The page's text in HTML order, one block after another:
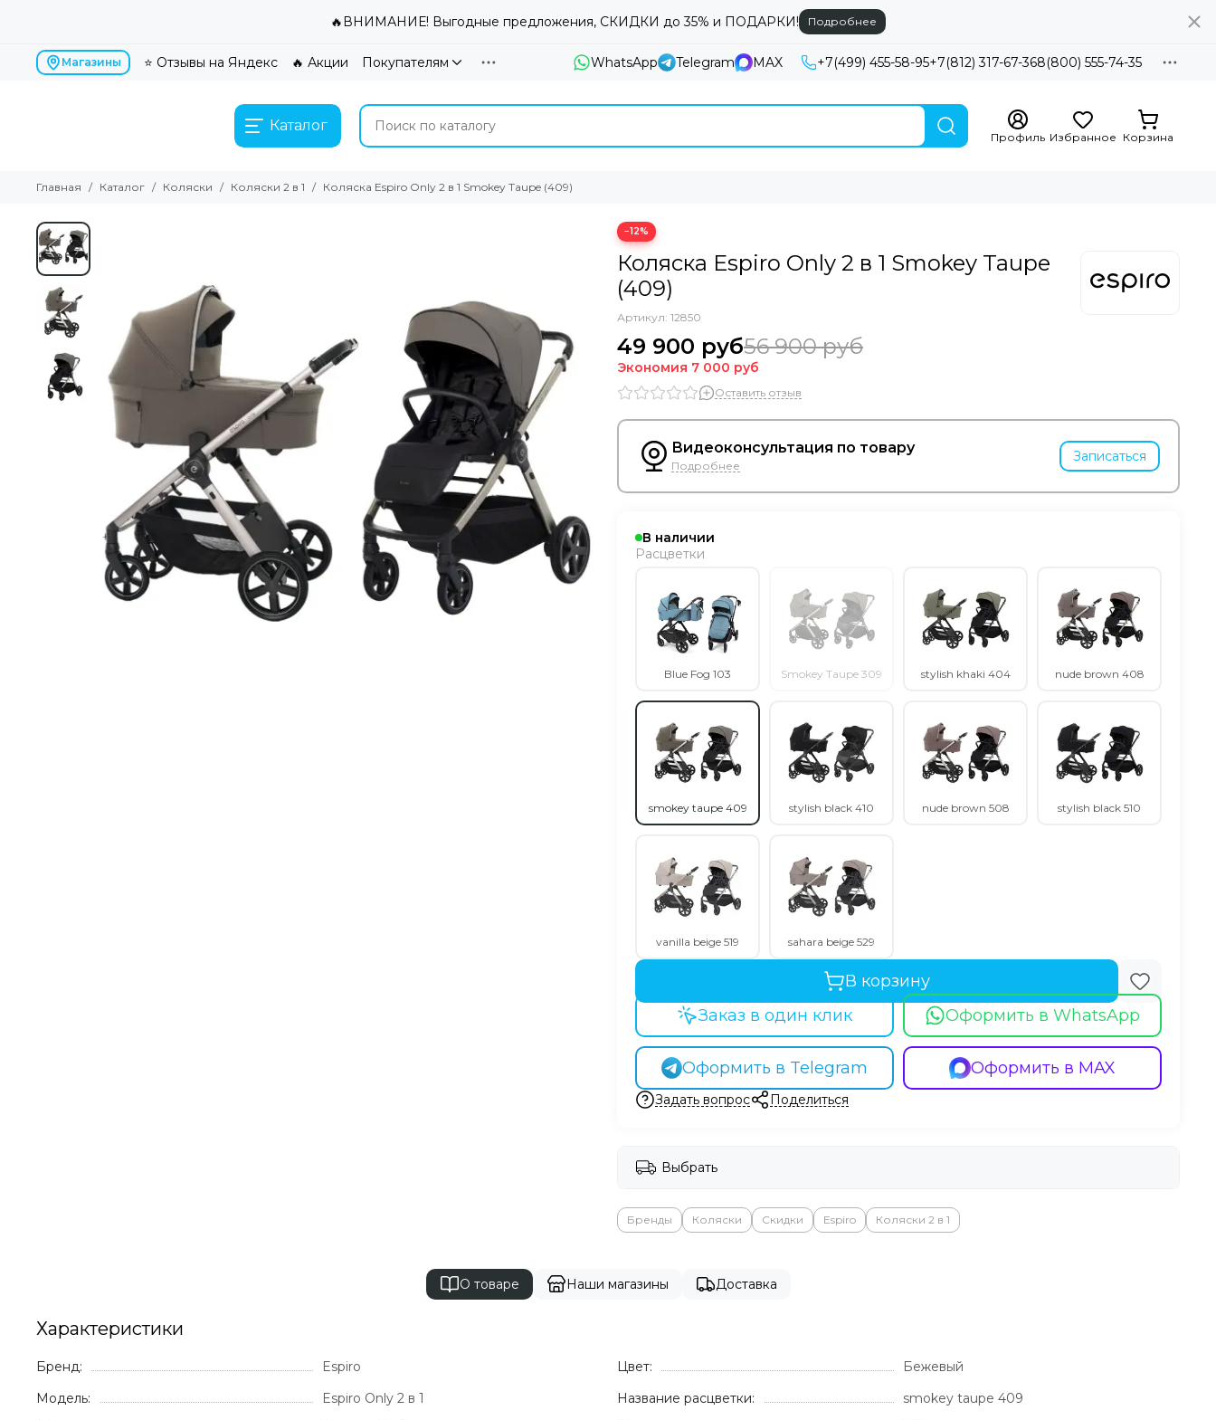
🔥ВНИМАНИЕ! Выгодные предложения, СКИДКИ до 35% и ПОДАРКИ! Подробнее
Магазины ⭐ Отзывы на Яндекс 🔥 Акции Покупателям WhatsApp Telegram MAX +7(499) 455-58-95+7(812) 317-67-368(800) 555-74-35
Каталог
Профиль Избранное Корзина
Главная Каталог Коляски Коляски 2 в 1 Коляска Espiro Only 2 в 1 Smokey Taupe (409)
−12%
Коляска Espiro Only 2 в 1 Smokey Taupe
(409)
Артикул: 12850
49 900 руб56 900 руб
Экономия 7 000 руб
Оставить отзыв
Видеоконсультация по товару
Подробнее
Записаться
В наличии
Расцветки
Blue Fog 103 Smokey Taupe 309 stylish khaki 404 nude brown 408
smokey taupe 409 stylish black 410 nude brown 508 stylish black 510
vanilla beige 519 sahara beige 529
В корзину
Оформить в WhatsApp
Оформить в Telegram Оформить в MAX
Заказ в один клик
Задать вопрос Поделиться
Выбрать
Бренды Коляски Скидки Espiro Коляски 2 в 1
О товаре Наши магазины Доставка
Характеристики
Бренд:
Espiro
Модель:
Espiro Only 2 в 1
Цвет:
Бежевый
Название расцветки:
smokey taupe 409